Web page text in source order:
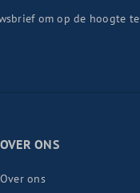
om op de hoogte te
OVER ONS
Over ons